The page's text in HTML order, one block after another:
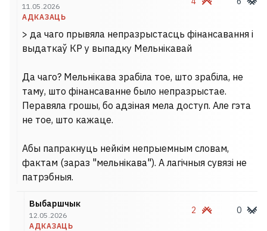
11.05.2026
АДКАЗАЦЬ
> да чаго прывяла непразрыстасць фінансавання і
выдаткаў КР у выпадку Мельнікавай
Да чаго? Мельнікава зрабіла тое, што зрабіла, не
таму, што фінансаванне было непразрыстае.
Перавяла грошы, бо адзіная мела доступ. Але гэта
не тое, што кажаце.
Абы папракнуць нейкім непрыемным словам,
фактам (зараз "мельнікава"). А лагічныя сувязі не
патрэбныя.
Выбаршчык
12.05.2026
АДКАЗАЦЬ
2 0